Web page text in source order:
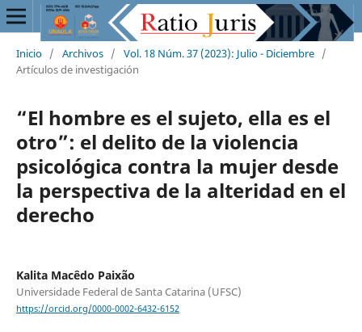
Inicio / Archivos / Vol. 18 Núm. 37 (2023): Julio - Diciembre /
Artículos de investigación
“El hombre es el sujeto, ella es el
otro”: el delito de la violencia
psicológica contra la mujer desde
la perspectiva de la alteridad en el
derecho
Kalita Macêdo Paixão
Universidade Federal de Santa Catarina (UFSC)
https://orcid.org/0000-0002-6432-6152